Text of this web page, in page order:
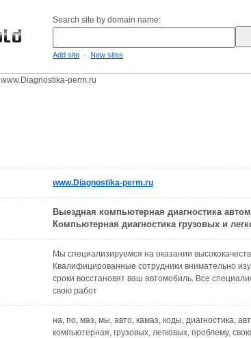
Search site by domain name:
Add site - New sites
www.Diagnostika-perm.ru
www.Diagnostika-perm.ru
Выездная компьютерная диагностика
Компьютерная диагностика грузовых и
Мы специализируемся на оказании
Квалифицированные сотрудники внимательно
сроки восстановят ваш автомобиль. Все
свою работ
на, по, маз, мы, авто, камаз, коды, диагностика,
компьютерная, грузовых, легковых, проблему,